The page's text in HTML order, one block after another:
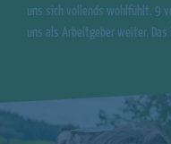
uns sich vollends wohlfühlt. 9
uns als Arbeitgeber weiter.